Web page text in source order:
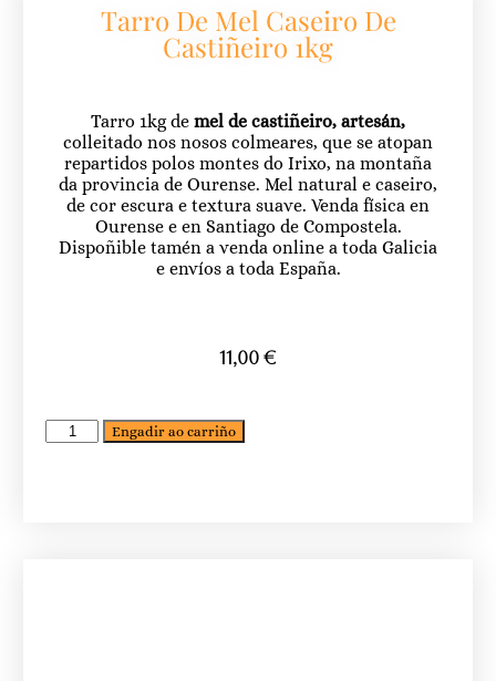
Tarro De Mel Caseiro De
Castiñeiro 1kg
Tarro 1kg de mel de castiñeiro, artesán,
colleitado nos nosos colmeares, que se atopan
repartidos polos montes do Irixo, na montaña
da provincia de Ourense. Mel natural e caseiro,
de cor escura e textura suave. Venda física en
Ourense e en Santiago de Compostela.
Dispoñible tamén a venda online a toda Galicia
e envíos a toda España.
11,00 €
Engadir ao carriño